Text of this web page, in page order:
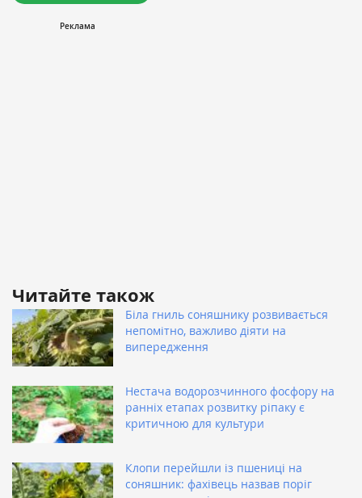
Читайте також
Біла гниль соняшнику розвивається
непомітно, важливо діяти на
випередження
Нестача водорозчинного фосфору на
ранніх етапах розвитку ріпаку є
критичною для культури
Клопи перейшли із пшениці на
соняшник: фахівець назвав поріг